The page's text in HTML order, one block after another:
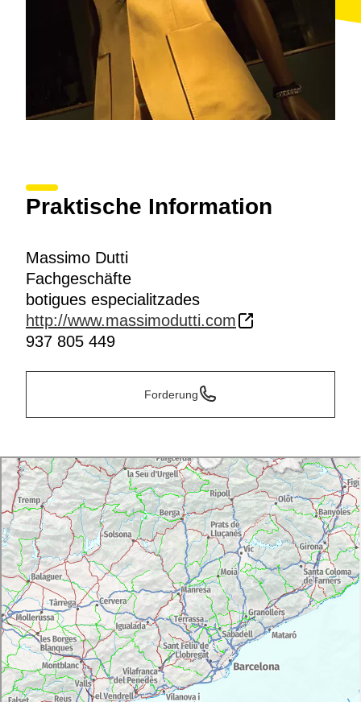
Praktische Information
Massimo Dutti
Fachgeschäfte
botigues especialitzades
http://www.massimodutti.com
937 805 449
Forderung